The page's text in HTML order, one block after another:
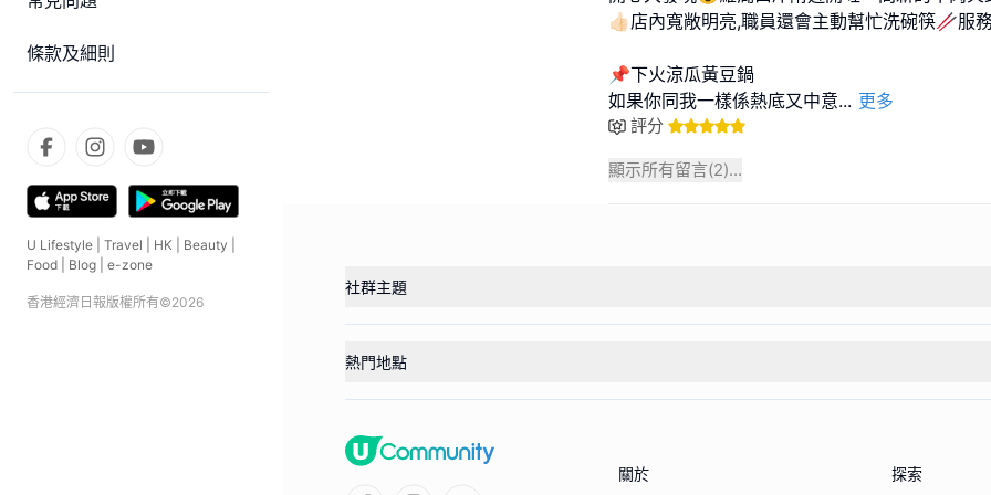
條款及細則
U Lifestyle Travel HK Beauty
Food
Blog e-zone
香港經濟日報版權所有©2026
👍🏻店內寬敞明亮,職員還會主動幫忙洗碗筷🥢服
📌下火涼瓜黃豆鍋
如果你同我一樣係熱底又中意... 更多
評分
顯示所有留言(2)...
社群主題
熱門地點
關於 探索